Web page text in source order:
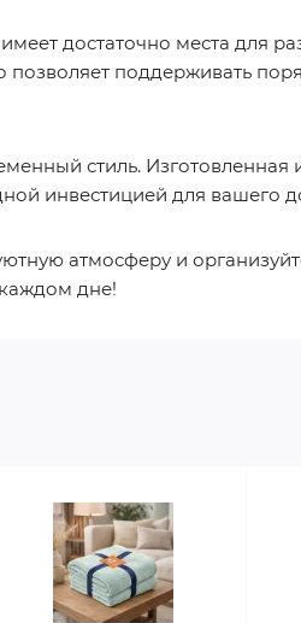
достаточно места для
позволяет поддерживать
стиль. Изготовленная
инвестицией для вашего
атмосферу и
дне!